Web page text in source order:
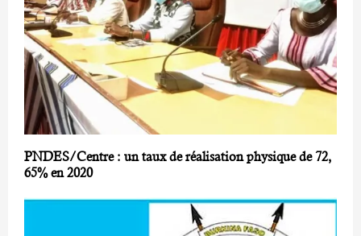
PNDES/Centre : un taux de réalisation physique de 72,
65% en 2020